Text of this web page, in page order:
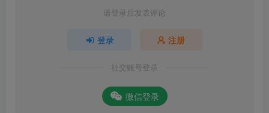
请登录后发表评论
登录 注册
社交账号登录
微信登录